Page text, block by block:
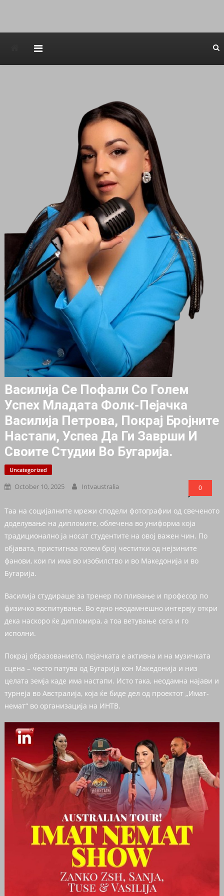
Василија Се Пофали Со Голем
Успех Младата Фолк-Пејачка
Василија Петрова, Покрај Бројните
Настапи, Успеа Да Ги Заврши И
Своите Студии Во Бугарија.
Uncategorized
October 10, 2025 Intvaustralia 0
Таа на социјалните мрежи сподели фотографии од свеченото
доделување на дипломите, облечена во униформа која
традиционално ја носат студентите на овој важен чин. По
објавата, пристигнаа голем број честитки од нејзините
фанови, кои ги има во изобилство и во Македонија и во
Бугарија.
Василија студираше за тренер по пливање и професор по
физичко воспитување. Во едно неодамнешно интервју откри
дека наскоро ќе дипломира, а тоа ветување сега и го
исполни.
Покрај образованието, пејачката е активна и на музичката
сцена – често патува од Бугарија кон Македонија и низ
целата земја каде има настапи. Исто така, неодамна најави и
турнеја во Австралија, која ќе биде дел од проектот „Имат-
немат“ во организација на ИНТВ.